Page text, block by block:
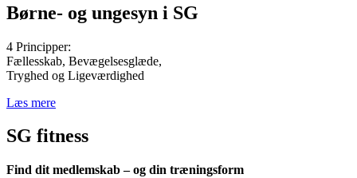
Børne- og ungesyn i SG
4 Principper:
Fællesskab, Bevægelsesglæde,
Tryghed og Ligeværdighed
Læs mere
SG fitness
Find dit medlemskab – og din træningsform